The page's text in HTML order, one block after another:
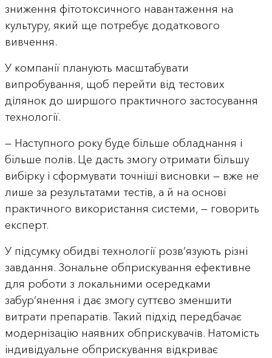
зниження фітотоксичного навантаження на
культуру, який ще потребує додаткового
вивчення.
У компанії планують масштабувати
випробування, щоб перейти від тестових
ділянок до ширшого практичного застосування
технології.
— Наступного року буде більше обладнання і
більше полів. Це дасть змогу отримати більшу
вибірку і сформувати точніші висновки — вже не
лише за результатами тестів, а й на основі
практичного використання системи, — говорить
експерт.
У підсумку обидві технології розв’язують різні
завдання. Зональне обприскування ефективне
для роботи з локальними осередками
забур’янення і дає змогу суттєво зменшити
витрати препаратів. Такий підхід передбачає
модернізацію наявних обприскувачів. Натомість
індивідуальне обприскування відкриває